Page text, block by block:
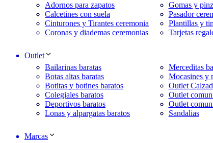
Adornos para zapatos
Calcetines con suela
Cinturones y Tirantes ceremonia
Coronas y diademas ceremonias
Gomas y
Pasador
Plantillas y
Tarjetas
Outlet
Bailarinas baratas
Botas altas baratas
Botitas y botines baratos
Colegiales baratos
Deportivos baratos
Lonas y alpargatas baratos
Merceditas
Mocasines y
Outlet
Outlet
Outlet
Sandalias
Marcas